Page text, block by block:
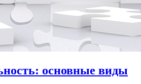
основные виды